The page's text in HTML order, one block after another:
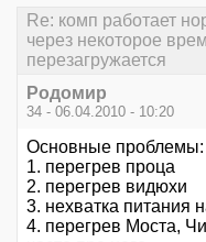
Re: комп работает
через некоторое
перезагружается
Родомир
34 - 06.04.2010 - 10:20
Основные проблемы:
1. перегрев проца
2. перегрев видюхи
3. нехватка питания
4. перегрев Моста,